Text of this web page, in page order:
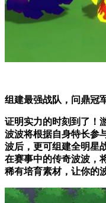
组建最强战队，问鼎冠
证明实力的时刻到了！
波波将根据自身特长参
波后，更可组建全明星
在赛事中的传奇波波，
稀有培育素材，让你的